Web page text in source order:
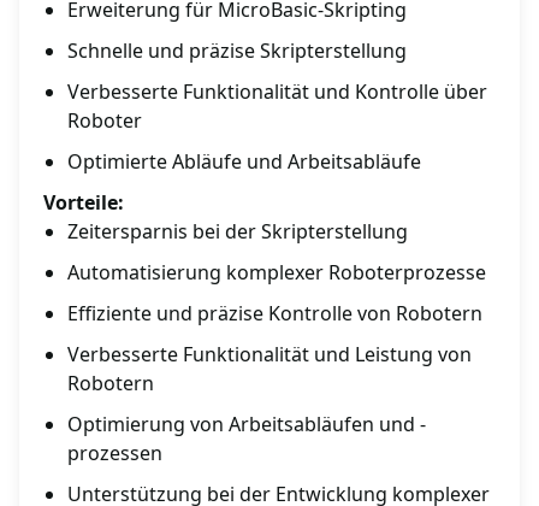
Erweiterung für MicroBasic-Skripting
Schnelle und präzise Skripterstellung
Verbesserte Funktionalität und Kontrolle über
Roboter
Optimierte Abläufe und Arbeitsabläufe
Vorteile:
Zeitersparnis bei der Skripterstellung
Automatisierung komplexer Roboterprozesse
Effiziente und präzise Kontrolle von Robotern
Verbesserte Funktionalität und Leistung von
Robotern
Optimierung von Arbeitsabläufen und -
prozessen
Unterstützung bei der Entwicklung komplexer